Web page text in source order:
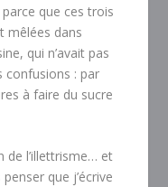
que ces trois
mêlées dans
qui n’avait pas
confusions : par
à faire du sucre
de l’illettrisme… et
que j’écrive